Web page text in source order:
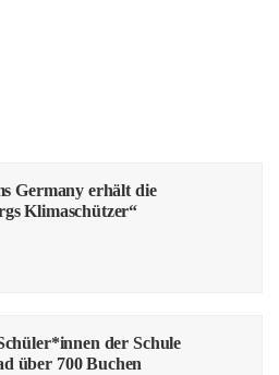
Germany erhält die
Klimaschützer“
der Schule
über 700 Buchen